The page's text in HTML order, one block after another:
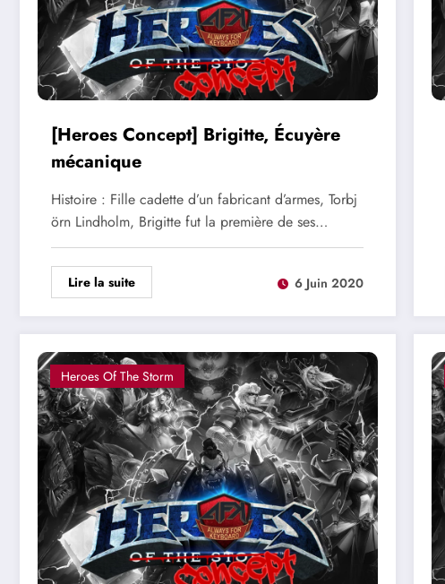
[Heroes Concept] Brigitte, Écuyère
mécanique
Histoire : Fille cadette d’un fabricant d’armes, Torbj
örn Lindholm, Brigitte fut la première de ses…
Lire la suite 6 Juin 2020
Heroes Of The Storm